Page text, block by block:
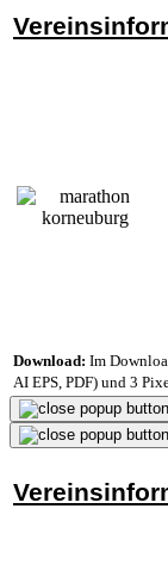
Download: Im
AI EPS, PDF) und 3